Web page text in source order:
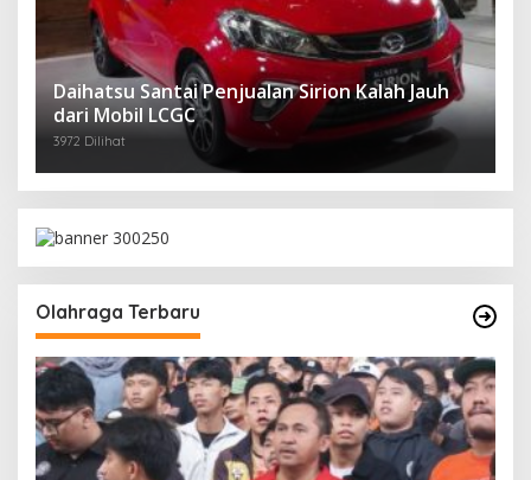
Daihatsu Santai Penjualan Sirion Kalah Jauh
dari Mobil LCGC
3972 Dilihat
Olahraga Terbaru